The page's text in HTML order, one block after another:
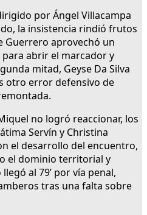
por Ángel Villacampa
la insistencia rindió frutos
Guerrero aprovechó un
abrir el marcador y
mitad, Geyse Da Silva
otro error defensivo de
no logró reaccionar, los
Servín y Christina
el desarrollo del encuentro,
el dominio territorial y
al 79’ por vía penal,
tras una falta sobre